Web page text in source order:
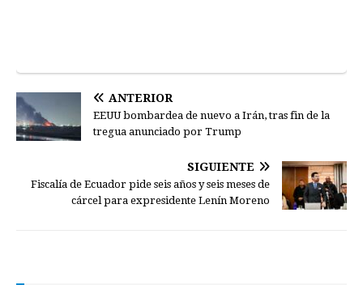
ANTERIOR
EEUU bombardea de nuevo a Irán, tras fin de la
tregua anunciado por Trump
SIGUIENTE
Fiscalía de Ecuador pide seis años y seis meses de
cárcel para expresidente Lenín Moreno